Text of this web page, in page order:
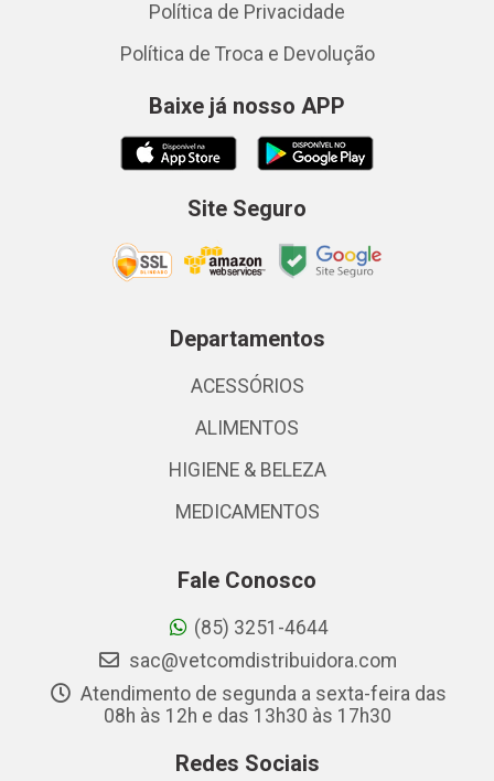
Política de Privacidade
Política de Troca e Devolução
Baixe já nosso APP
Site Seguro
Departamentos
ACESSÓRIOS
ALIMENTOS
HIGIENE & BELEZA
MEDICAMENTOS
Fale Conosco
(85) 3251-4644
sac@vetcomdistribuidora.com
Atendimento de segunda a sexta-feira das
08h às 12h e das 13h30 às 17h30
Redes Sociais